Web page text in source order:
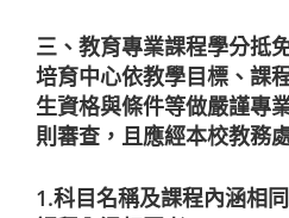
三、教育專業課程學分抵
培育中心依教學目標、課
生資格與條件等做嚴謹專
則審查，且應經本校教務
1.科目名稱及課程內涵相